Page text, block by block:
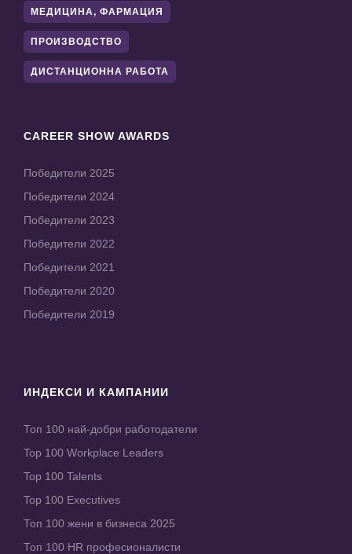
МЕДИЦИНА, ФАРМАЦИЯ
ПРОИЗВОДСТВО
ДИСТАНЦИОННА РАБОТА
CAREER SHOW AWARDS
Победители 2025
Победители 2024
Победители 2023
Победители 2022
Победители 2021
Победители 2020
Победители 2019
ИНДЕКСИ И КАМПАНИИ
Топ 100 най-добри работодатели
Top 100 Workplace Leaders
Top 100 Talents
Top 100 Executives
Топ 100 жени в бизнеса 2025
Топ 100 HR професионалисти